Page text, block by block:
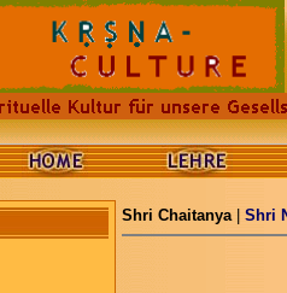
Shri Chaitanya| Shri